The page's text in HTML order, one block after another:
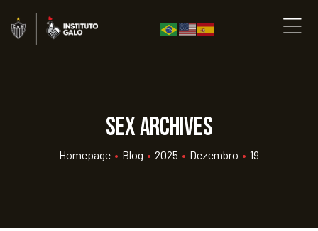
sex Archives
Homepage • Blog • 2025 • Dezembro • 19